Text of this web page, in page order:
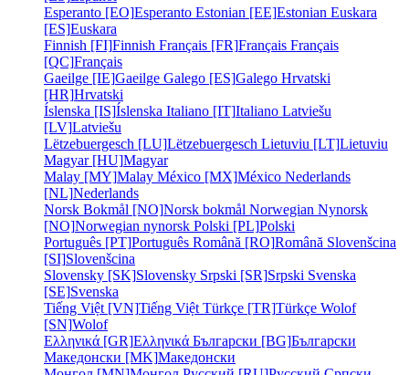
Esperanto [EO]Esperanto Estonian [EE]Estonian Euskara
[ES]Euskara
Finnish [FI]Finnish Français [FR]Français Français
[QC]Français
Gaeilge [IE]Gaeilge Galego [ES]Galego Hrvatski
[HR]Hrvatski
Íslenska [IS]Íslenska Italiano [IT]Italiano Latviešu
[LV]Latviešu
Lëtzebuergesch [LU]Lëtzebuergesch Lietuviu [LT]Lietuviu
Magyar [HU]Magyar
Malay [MY]Malay México [MX]México Nederlands
[NL]Nederlands
Norsk Bokmål [NO]Norsk bokmål Norwegian Nynorsk
[NO]Norwegian nynorsk Polski [PL]Polski
Português [PT]Português Română [RO]Română Slovenšcina
[SI]Slovenšcina
Slovensky [SK]Slovensky Srpski [SR]Srpski Svenska
[SE]Svenska
Tiếng Việt [VN]Tiếng Việt Türkçe [TR]Türkçe Wolof
[SN]Wolof
Ελληνικά [GR]Ελληνικά Български [BG]Български
Македонски [MK]Македонски